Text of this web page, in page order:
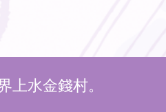
上水金錢村。